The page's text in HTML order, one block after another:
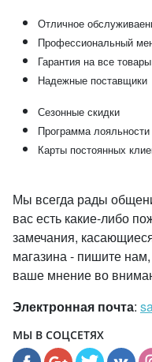
Отличное
Профессиональный
Гарантия на все товары
Надежные поставщики
Сезонные скидки
Программа лояльности
Карты постоянных
Мы всегда рады
вас есть какие-либо
замечания,
магазина - пишите
ваше мнение во
Электронная почта:
МЫ В СОЦСЕТЯХ